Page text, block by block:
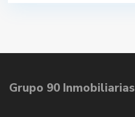
Grupo 90 Inmobiliarias